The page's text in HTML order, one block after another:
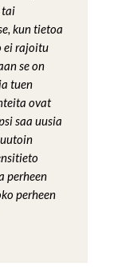
tai
kun tietoa
ei rajoitu
se on
tuen
ovat
saa uusia
perheen
perheen